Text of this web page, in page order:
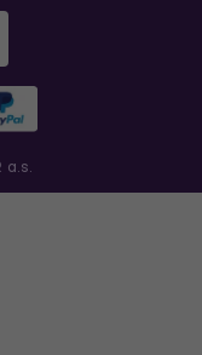
a.s.